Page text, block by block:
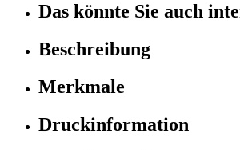
Das könnte Sie auch
Beschreibung
Merkmale
Druckinformation